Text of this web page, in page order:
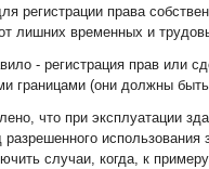
регистрации права
лишних временных и
- регистрация прав или
границами (они должны
что при эксплуатации
использования
случаи, когда, к